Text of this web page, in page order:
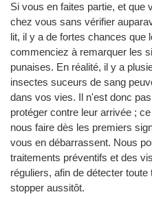
Si vous en faites partie, et que
chez vous sans vérifier
lit, il y a de fortes chances que
commenciez à remarquer les
punaises. En réalité, il y a
insectes suceurs de sang
dans vos vies. Il n'est donc
protéger contre leur arrivée ;
nous faire dès les premiers
vous en débarrassent. Nous
traitements préventifs et des
réguliers, afin de détecter
stopper aussitôt.